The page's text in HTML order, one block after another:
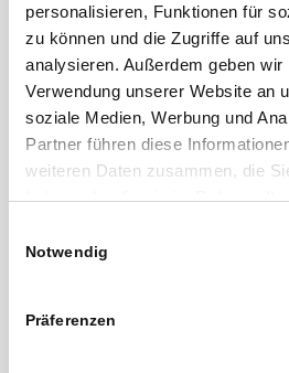
personalisieren, Funktionen für
zu können und die Zugriffe auf
analysieren. Außerdem geben
Verwendung unserer Website an
soziale Medien, Werbung und
Partner führen diese
weiteren Daten zusammen, die
haben oder die sie im Rahmen
Notwendig
Präferenzen
Weltweite Norm zur
DIN EN ISO 9001 ist weltweit
im Qualitätsmanagement. Sie
eine Vielzahl internationaler
Bereichen Umwelt, Gesundheit,
branchenspezifischer
unabhängig ihrer Art, Größe und
Sie möchten ein QMS